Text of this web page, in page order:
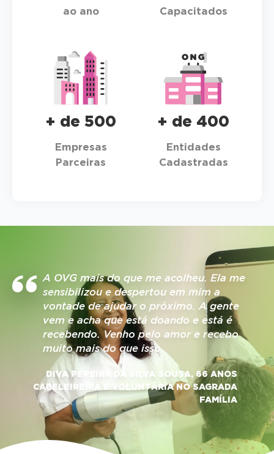
ao ano
Capacitados
+ de 500
Empresas
Parceiras
+ de 400
Entidades
Cadastradas
A OVG mais do que me acolheu. Ela me
sensibilizou e despertou em mim a
vontade de ajudar o próximo. A gente
vem e acha que está doando e está é
recebendo. Venho pelo amor e recebo
muito mais do que isso.
DIVA PEREIRA DA SILVA SOUSA, 66 ANOS
CABELEIREIRA E VOLUNTÁRIA NO SAGRADA
FAMÍLIA